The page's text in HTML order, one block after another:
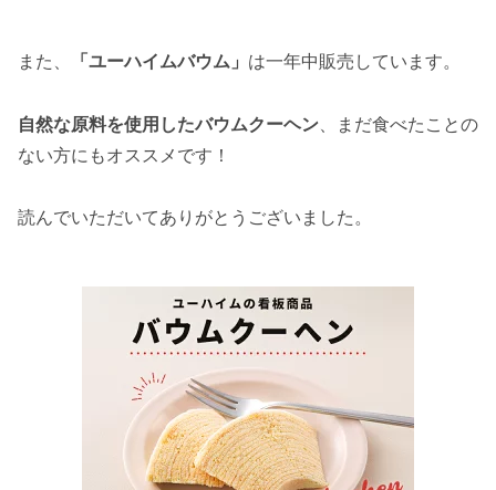
また、 「ユーハイムバウム」 は一年中販売しています。
自然な原料を使用したバウムクーヘン 、まだ食べたことの
ない方にもオススメです！
読んでいただいてありがとうございました。